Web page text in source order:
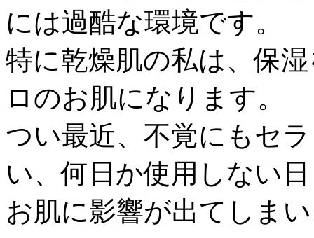
には過酷な環境です。
特に乾燥肌の私は、保
ロのお肌になります。
つい最近、不覚にもセ
い、何日か使用しない
お肌に影響が出てしま